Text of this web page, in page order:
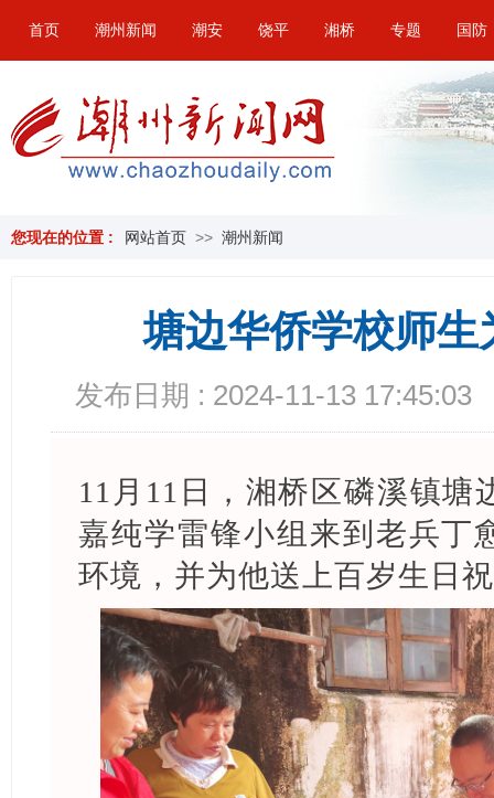
首页 潮州新闻 潮安 饶平 湘桥 专题 国防
您现在的位置 : 网站首页 >> 潮州新闻
塘边华侨学校师
发布日期 : 2024-11-13 17:45:03
11月11日，湘桥区磷溪镇塘
嘉纯学雷锋小组来到老兵丁
环境，并为他送上百岁生日